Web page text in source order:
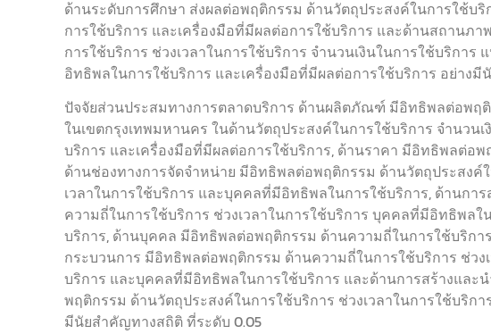
ด้านระดับการศึกษา ส่งผลต่อพฤติกรรม ด้านวัตถุประสงค์ในการใช้บริ
การใช้บริการ และเครื่องมือที่มีผลต่อการใช้บริการ และด้านสถานภ
การใช้บริการ ช่วงเวลาในการใช้บริการ จำนวนเงินในการใช้บริกา
อิทธิพลในการใช้บริการ และเครื่องมือที่มีผลต่อการใช้บริการ อย่าง
ปัจจัยส่วนประสมทางการตลาดบริการ ด้านผลิตภัณฑ์ มีอิทธิพลต่อพฤ
ในเขตกรุงเทพมหานคร ในด้านวัตถุประสงค์ในการใช้บริการ จำนว
บริการ และเครื่องมือที่มีผลต่อการใช้บริการ, ด้านราคา มีอิทธิพลต่อ
ด้านช่องทางการจัดจำหน่าย มีอิทธิพลต่อพฤติกรรม ด้านวัตถุประสงค์
เวลาในการใช้บริการ และบุคคลที่มีอิทธิพลในการใช้บริการ, ด้านก
ความถี่ในการใช้บริการ ช่วงเวลาในการใช้บริการ บุคคลที่มีอิทธิพล
บริการ, ด้านบุคคล มีอิทธิพลต่อพฤติกรรม ด้านความถี่ในการใช้บริก
กระบวนการ มีอิทธิพลต่อพฤติกรรม ด้านความถี่ในการใช้บริการ ช่วง
บริการ และบุคคลที่มีอิทธิพลในการใช้บริการ และด้านการสร้างแล
พฤติกรรม ด้านวัตถุประสงค์ในการใช้บริการ ช่วงเวลาในการใช้บริ
มีนัยสำคัญทางสถิติ ที่ระดับ 0.05